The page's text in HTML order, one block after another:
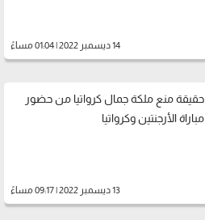
14 ديسمبر 2022 | 01:04 مساءً
حقيقة منع ملكة جمال كرواتيا من حضور
مباراة الأرجنتين وكرواتيا
13 ديسمبر 2022 | 09:17 مساءً